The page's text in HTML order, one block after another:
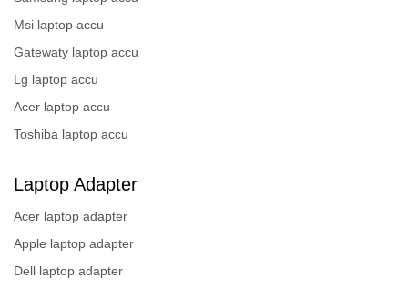
Msi laptop accu
Gatewaty laptop accu
Lg laptop accu
Acer laptop accu
Toshiba laptop accu
Laptop Adapter
Acer laptop adapter
Apple laptop adapter
Dell laptop adapter